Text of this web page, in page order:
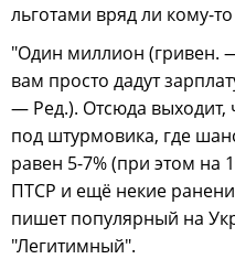
льготами вряд ли кому-
"Один миллион (гривен.
вам просто дадут
— Ред.). Отсюда выходит,
под штурмовика, где
равен 5-7% (при этом на
ПТСР и ещё некие
пишет популярный на
"Легитимный".